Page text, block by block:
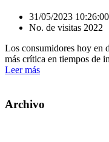
31/05/2023
No. de visitas 2022
Los consumidores hoy en
más crítica en tiempos de
Leer más
Archivo